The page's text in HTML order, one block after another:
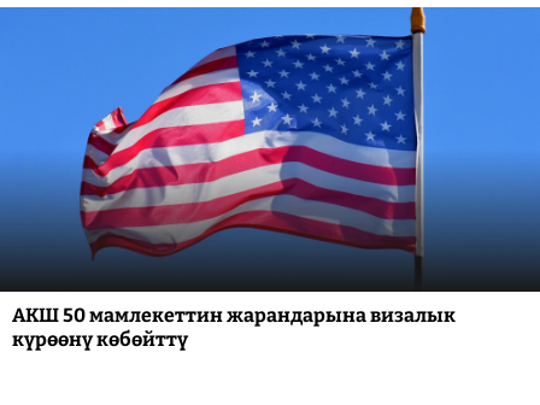
АКШ 50 мамлекеттин жарандарына визалык
күрөөнү көбөйттү